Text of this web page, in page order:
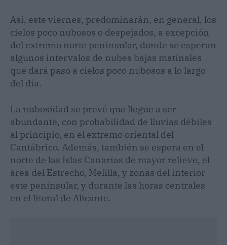
Así, este viernes, predominarán, en general, los
cielos poco nubosos o despejados, a excepción
del extremo norte peninsular, donde se esperan
algunos intervalos de nubes bajas matinales
que dará paso a cielos poco nubosos a lo largo
del día.
La nubosidad se prevé que llegue a ser
abundante, con probabilidad de lluvias débiles
al principio, en el extremo oriental del
Cantábrico. Además, también se espera en el
norte de las Islas Canarias de mayor relieve, el
área del Estrecho, Melilla, y zonas del interior
este peninsular, y durante las horas centrales
en el litoral de Alicante.